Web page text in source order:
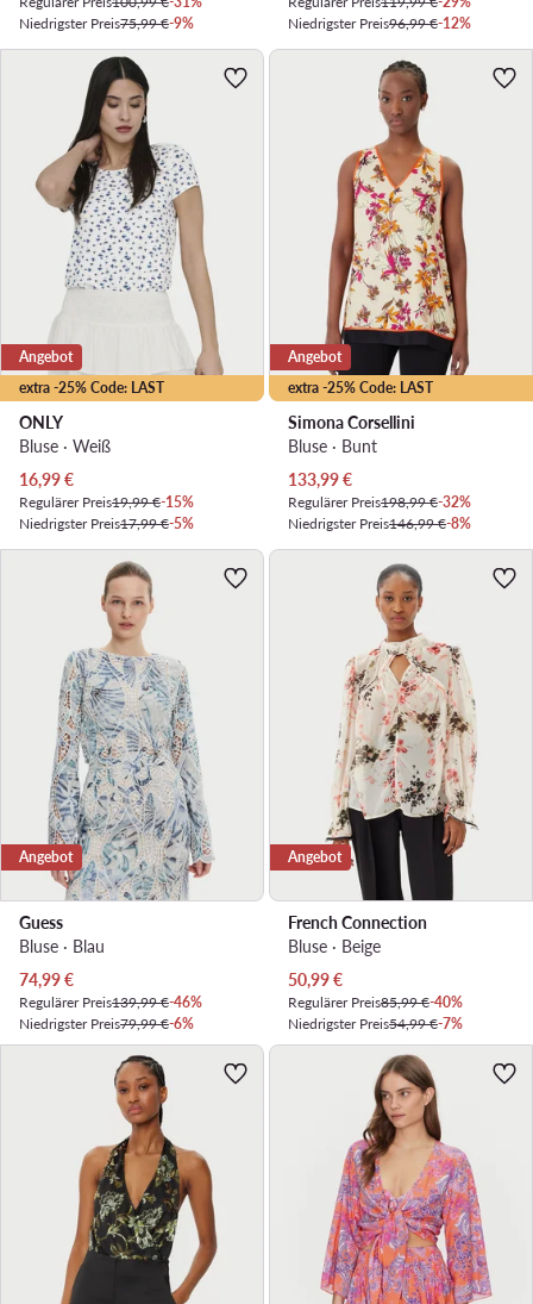
Niedrigster Preis75,99 €-9%
Niedrigster Preis96,99 €-12%
extra -25% Code: LAST
Angebot
ONLY
Bluse · Weiß
Aktueller Preis
16,99€
Regulärer Preis19,99 €-15%
Niedrigster Preis17,99 €-5%
extra -25% Code: LAST
Angebot
Simona Corsellini
Bluse · Bunt
Aktueller Preis
133,99€
Regulärer Preis198,99 €-32%
Niedrigster Preis146,99 €-8%
Angebot
Guess
Bluse · Blau
Aktueller Preis
74,99€
Regulärer Preis139,99 €-46%
Niedrigster Preis79,99 €-6%
Angebot
French Connection
Bluse · Beige
Aktueller Preis
50,99€
Regulärer Preis85,99 €-40%
Niedrigster Preis54,99 €-7%